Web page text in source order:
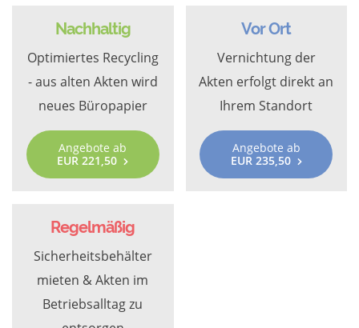
Nachhaltig
Optimiertes Recycling
- aus alten Akten wird
neues Büropapier
Angebote ab
EUR 221,50
Vor Ort
Vernichtung der
Akten erfolgt direkt an
Ihrem Standort
Angebote ab
EUR 235,50
Regelmäßig
Sicherheitsbehälter
mieten & Akten im
Betriebsalltag zu